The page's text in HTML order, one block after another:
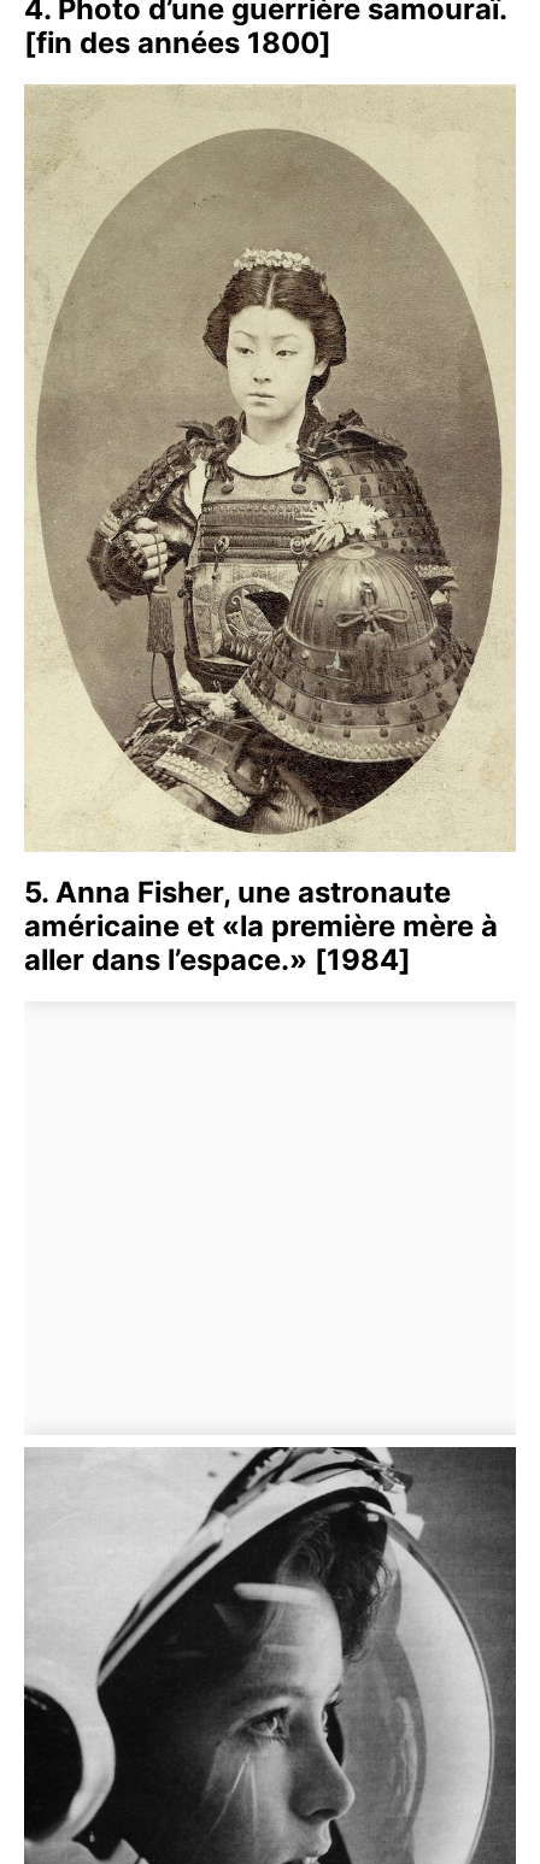
4. Photo d’une guerrière samouraï.
[fin des années 1800]
5. Anna Fisher, une astronaute
américaine et «la première mère à
aller dans l’espace.» [1984]